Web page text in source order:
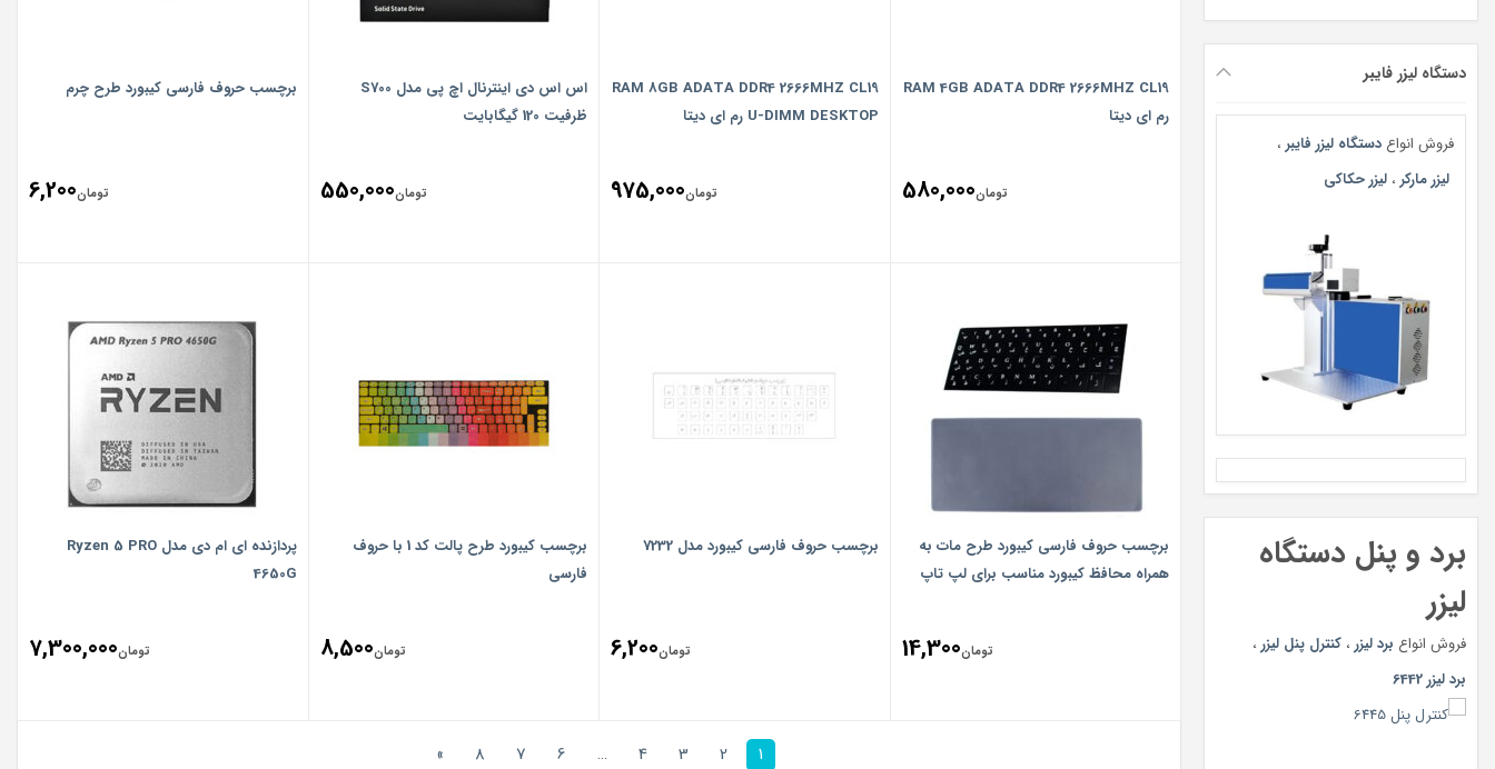
دستگاه لیزر فایبر
فروش انواع دستگاه لیزر فایبر ،
لیزر مارکر ، لیزر حکاکی
برد و پنل دستگاه
لیزر
فروش انواع برد لیزر ، کنترل پنل لیزر ،
برد لیزر 6442
RAM 4GB ADATA DDR4 2666MHZ CL19
رم ای دیتا
تومان580,000
RAM 8GB ADATA DDR4 2666MHZ CL19
U-DIMM DESKTOP رم ای دیتا
تومان975,000
اس اس دی اینترنال اچ پی مدل S700
ظرفیت 120 گیگابایت
تومان550,000
برچسب حروف فارسی کیبورد طرح چرم
تومان6,200
برچسب حروف فارسی کیبورد طرح مات به
همراه محافظ کیبورد مناسب برای لپ تاپ
تومان14,300
برچسب حروف فارسی کیبورد مدل 7232
تومان6,200
برچسب کیبورد طرح پالت کد 1 با حروف
فارسی
تومان8,500
پردازنده ای ام دی مدل Ryzen 5 PRO
4650G
تومان7,300,000
1
2
3
4
…
6
7
8
»